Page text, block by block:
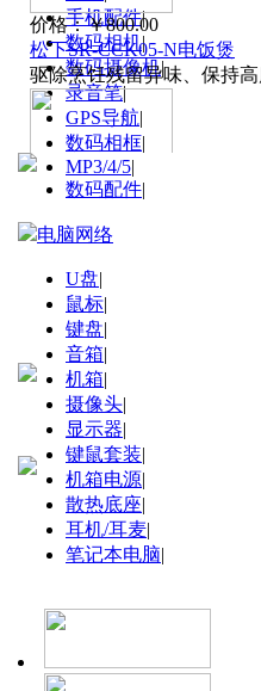
手机配件|
数码相机|
数码摄像机|
录音笔|
GPS导航|
数码相框|
MP3/4/5|
数码配件|
电脑网络
U盘|
鼠标|
键盘|
音箱|
机箱|
摄像头|
显示器|
键鼠套装|
机箱电源|
散热底座|
耳机/耳麦|
笔记本电脑|
网站
价格：￥800.00
松下SR-CCK05-N电饭煲
驱除烹饪残留异味、保持
价格：￥800.00
松下SR-MS182电饭煲
满足了人们口味的需要,更
价格：￥500.00
九阳豆浆机JYDZ-32B
运动型 精明理财型 时尚爱
价格：￥500.00